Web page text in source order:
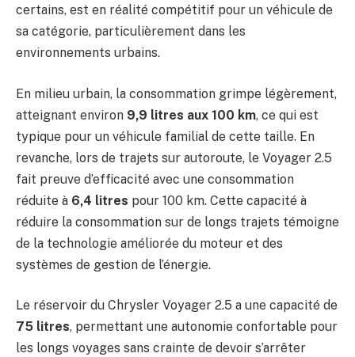
certains, est en réalité compétitif pour un véhicule de
sa catégorie, particulièrement dans les
environnements urbains.
En milieu urbain, la consommation grimpe légèrement,
atteignant environ 9,9 litres aux 100 km, ce qui est
typique pour un véhicule familial de cette taille. En
revanche, lors de trajets sur autoroute, le Voyager 2.5
fait preuve d’efficacité avec une consommation
réduite à 6,4 litres pour 100 km. Cette capacité à
réduire la consommation sur de longs trajets témoigne
de la technologie améliorée du moteur et des
systèmes de gestion de l’énergie.
Le réservoir du Chrysler Voyager 2.5 a une capacité de
75 litres, permettant une autonomie confortable pour
les longs voyages sans crainte de devoir s’arrêter